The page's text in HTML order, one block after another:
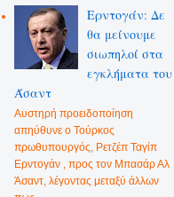
Ερντογάν: Δε
θα μείνουμε
σιωπηλοί στα
εγκλήματα του
Άσαντ
Αυστηρή προειδοποίηση
απηύθυνε ο Τούρκος
πρωθυπουργός, Ρετζέπ Ταγίπ
Ερντογάν , προς τον Μπασάρ Αλ
Άσαντ, λέγοντας μεταξύ άλλων